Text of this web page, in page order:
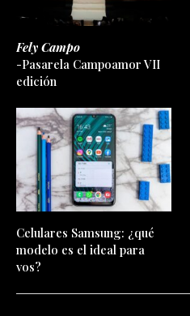
Fely Campo
-Pasarela Campoamor VII
edición
Celulares Samsung: ¿qué
modelo es el ideal para
vos?